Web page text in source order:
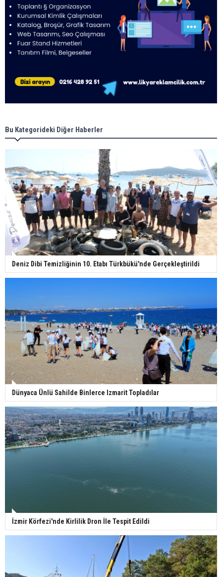
Bu Kategorideki Diğer Haberler
Deniz Dibi Temizliğinin 10. Etabı Türkbükü'nde Gerçekleştirildi
Dünyaca Ünlü Sahilde Binlerce Izmarit Topladılar
İzmir Körfezi'nde Kirlilik Dron İle Tespit Edildi